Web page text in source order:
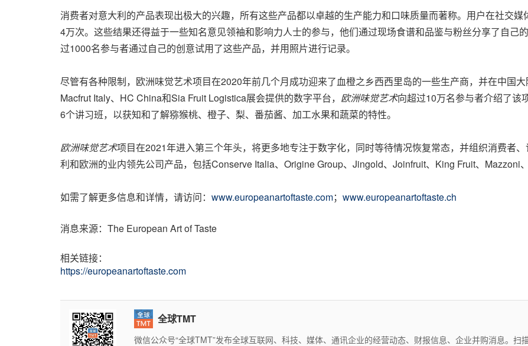
消费者对意大利的产品表现出极大的兴趣，所有这些产品都以卓越的生产能力和口味质量而著称。用户在社交
4万次。这些结果还得益于一些知名意见领袖和影响力人士的参与，他们通过现场食谱和品鉴与粉丝分享了自己
过1000名参与者通过自己的创意试用了这些产品，并用照片进行记录。
尽管有各种限制，欧洲味觉艺术项目在2020年前几个月成功迎来了血橙之乡西西里岛的一些生产商，并在中国
Macfrut Italy、HC China和Sia Fruit Logistica展会提供的数字平台， 欧洲味觉艺术向超过10万名参与者介绍了该
6个讲习班，以获知和了解猕猴桃、橙子、梨、番茄酱、加工水果和蔬菜的特性。
欧洲味觉艺术项目在2021年进入第三个年头，将更多地专注于数字化，同时等待情况恢复常态，并组织消费者
利和欧洲的业内领先公司产品，包括Conserve Italia、Origine Group、Jingold、Joinfruit、King Fruit、Mazzoni
如需了解更多信息和详情，请访问： www.europeanartoftaste.com； www.europeanartoftaste.ch
消息来源：The European Art of Taste
相关链接：
https://europeanartoftaste.com
全球TMT
微信公众号“全球TMT”发布全球互联网、科技、媒体、通讯企业的经营动态、财报信息、企业并购消息。扫